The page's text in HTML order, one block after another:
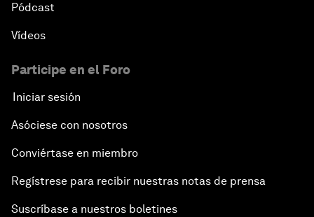
Pódcast
Vídeos
Participe en el Foro
Iniciar sesión
Asóciese con nosotros
Conviértase en miembro
Regístrese para recibir nuestras notas de prensa
Suscríbase a nuestros boletines